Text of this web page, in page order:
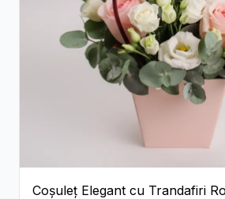
Coșuleț Elegant cu Trandafiri